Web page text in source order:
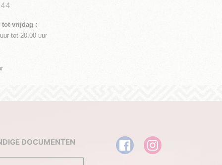
tot vrijdag :
tot 20.00 uur
DOCUMENTEN